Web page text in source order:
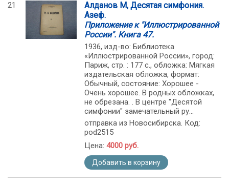
21
Алданов М, Десятая симфония.
Азеф.
Приложение к "Иллюстрированной
России". Книга 47.
1936, изд-во: Библиотека
«Иллюстрированной России», город:
Париж, стр. : 177 с., обложка: Мягкая
издательская обложка, формат:
Обычный, состояние: Хорошее -
Очень хорошее. В родных обложках,
не обрезана. . В центре "Десятой
симфонии" замечательный ру...
отправка из Новосибирска. Код:
pod2515
Цена: 4000 руб.
Добавить в корзину